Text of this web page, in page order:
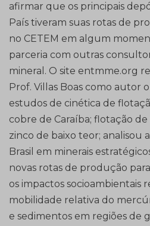
afirmar que os principais
País tiveram suas rotas de
no CETEM em algum
parceria com outras
mineral. O site entmme.org
Prof. Villas Boas como autor
estudos de cinética de
cobre de Caraíba; flotação
zinco de baixo teor; analisou
Brasil em minerais
novas rotas de produção
os impactos socioambientais
mobilidade relativa do
e sedimentos em regiões de